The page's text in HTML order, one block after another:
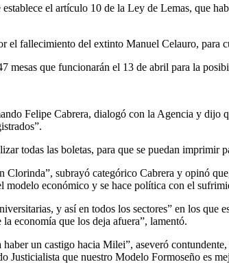
el artículo 10 de la Ley de Lemas, que
el fallecimiento del extinto Manuel Celauro, para
mesas que funcionarán el 13 de abril para la
Felipe Cabrera, dialogó con la Agencia y
todas las boletas, para que se puedan imprimir
subrayó categórico Cabrera y opinó
modelo económico y se hace política con el
y así en todos los sectores” en los
economía que los deja afuera”, lamentó.
un castigo hacia Milei”, aseveró
Justicialista que nuestro Modelo Formoseño es